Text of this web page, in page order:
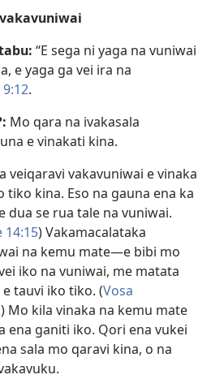
“E sega ni yaga na vuniwai
e yaga ga vei ira na
.
Mo qara na ivakasala
e vinakati kina.
veiqaravi vakavuniwai e vinaka
tiko kina. Eso na gauna ena ka
dua se rua tale na vuniwai.
14:15) Vakamacalataka
na kemu mate—e bibi mo
iko na vuniwai, me matata
tauvi iko tiko. (Vosa
) Mo kila vinaka na kemu mate
ena ganiti iko. Qori ena vukei
sala mo qaravi kina, o na